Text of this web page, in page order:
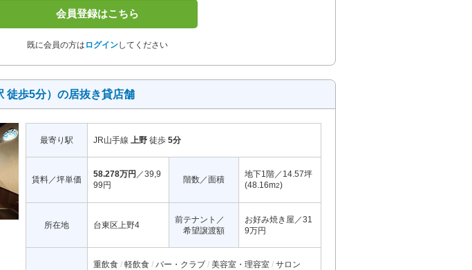
会員登録はこちら
既に会員の方は ログインしてください
徒歩5分）の居抜き貸店舗
最寄り駅 JR山手線 上野 徒歩 5分
賃料／坪単価
58.278万円 ／39,9
99円
階数／面積
地下1階／14.57坪
(48.16m2)
所在地 台東区上野4
前テナント／
希望譲渡額
お好み焼き屋／31
9万円
重飲食 軽飲食 バー・クラブ 美容室・理容室
サロン